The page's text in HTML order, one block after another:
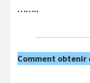
……..
Comment obtenir